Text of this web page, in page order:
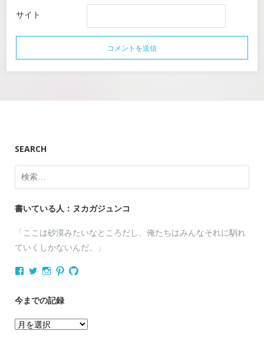
サイト
SEARCH
検
索:
書いている人：ヌカガジュンコ
「ここは砂漠みたいなところだし、俺たちはみんなそれに馴れ
ていくしかないんだ。」
nukagajunko
の
ロ
フ
nukaga
の
ロ
フ
nukaga
の
ロ
フ
nukaga
ロ
フ
nukaga
ロ
フ
今までの記録
今